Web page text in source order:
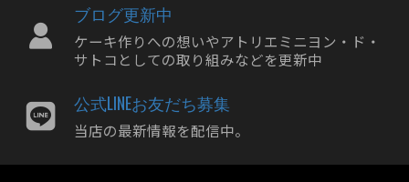
2024年02月
2024年01月
2023年11月
2023年10月
2023年09月
ブログ更新中
ケーキ作りへの想いやアトリエミニヨン・ド・
サトコとしての取り組みなどを更新中
公式LINEお友だち募集
当店の最新情報を配信中。